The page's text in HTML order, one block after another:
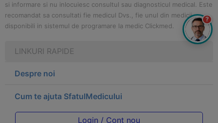
si informare si nu inlocuiesc consultul sau diagnosticul medical. Este
recomandat sa consultati fie medicul Dvs., fie unul din medicii
disponibili in sistemul de programare la medic Clickmed.
LINKURI RAPIDE
Despre noi
Cum te ajuta SfatulMedicului
Login / Cont nou
?